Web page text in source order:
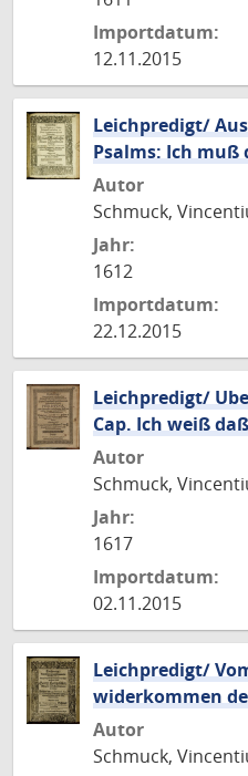
Importdatum:
12.11.2015
Leichpredigt/
Psalms: Ich muß
Autor
Schmuck,
Jahr:
1612
Importdatum:
22.12.2015
Leichpredigt/
Cap. Ich weiß
Autor
Schmuck,
Jahr:
1617
Importdatum:
02.11.2015
Leichpredigt/
widerkommen
Autor
Schmuck,